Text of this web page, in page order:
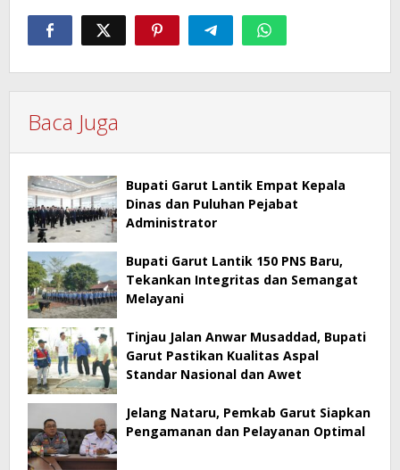
Baca Juga
Bupati Garut Lantik Empat Kepala
Dinas dan Puluhan Pejabat
Administrator
Bupati Garut Lantik 150 PNS Baru,
Tekankan Integritas dan Semangat
Melayani
Tinjau Jalan Anwar Musaddad, Bupati
Garut Pastikan Kualitas Aspal
Standar Nasional dan Awet
Jelang Nataru, Pemkab Garut Siapkan
Pengamanan dan Pelayanan Optimal